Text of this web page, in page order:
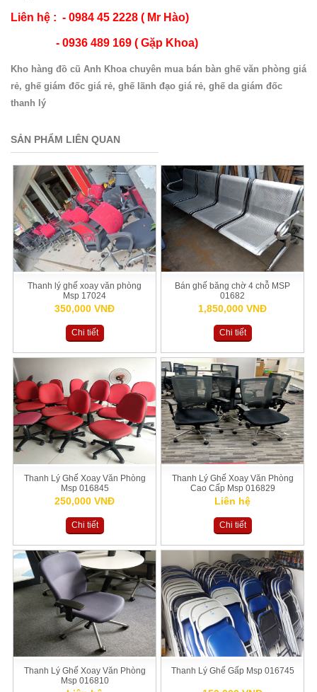
Liên hệ : - 0984 45 2228 ( Mr Hào)
- 0936 489 169 ( Gặp Khoa)
Kho hàng đồ cũ Anh Khoa chuyên mua bán bàn ghế văn phòng giá
rẻ, ghế giám đốc giá rẻ, ghế lãnh đạo giá rẻ, ghế da giám đốc
thanh lý
SẢN PHẨM LIÊN QUAN
Thanh lý ghế xoay văn phòng
Msp 17024
350,000 VNĐ
Chi tiết
Bán ghế băng chờ 4 chỗ MSP
01682
1,850,000 VNĐ
Chi tiết
Thanh Lý Ghế Xoay Văn Phòng
Msp 016845
250,000 VNĐ
Chi tiết
Thanh Lý Ghế Xoay Văn Phòng
Cao Cấp Msp 016829
Liên hệ
Chi tiết
Thanh Lý Ghế Xoay Văn Phòng
Msp 016810
Thanh Lý Ghế Gấp Msp 016745